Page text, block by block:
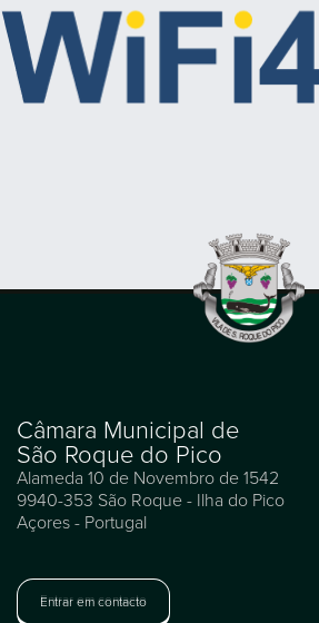
Câmara Municipal de
São Roque do Pico
Alameda 10 de Novembro de 1542
9940-353 São Roque - Ilha do Pico
Açores - Portugal
Entrar em contacto